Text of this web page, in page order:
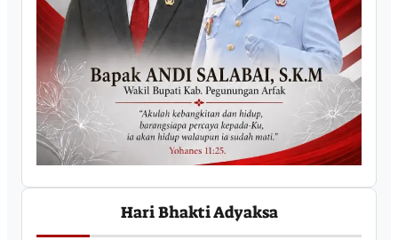
Hari Bhakti Adyaksa